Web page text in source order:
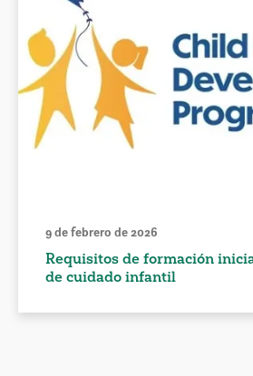
9 de febrero de 2026
Requisitos de formación
de cuidado infantil